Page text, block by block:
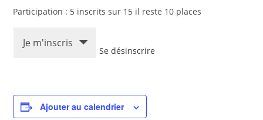
Participation : 5 inscrits sur 15 il reste 10 places
Je m'inscris
Se désinscrire
Ajouter au calendrier